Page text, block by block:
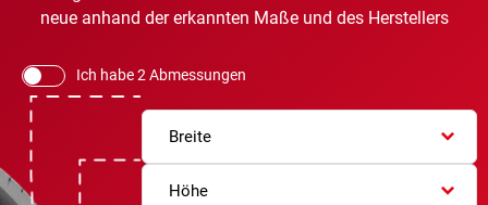
neue anhand der erkannten Maße und des Herstellers
Ich habe 2 Abmessungen
Breite
Höhe